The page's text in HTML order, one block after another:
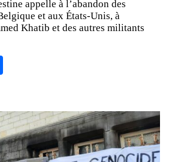
appelle à l’abandon des
et aux États-Unis, à
Khatib et des autres militants